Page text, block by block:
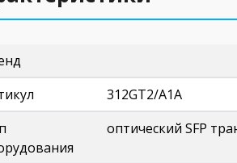
312GT2/A1A
оптический SFP